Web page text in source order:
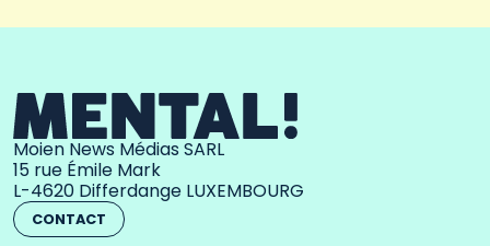
Moien News Médias SARL
15 rue Émile Mark
L-4620 Differdange LUXEMBOURG
CONTACT